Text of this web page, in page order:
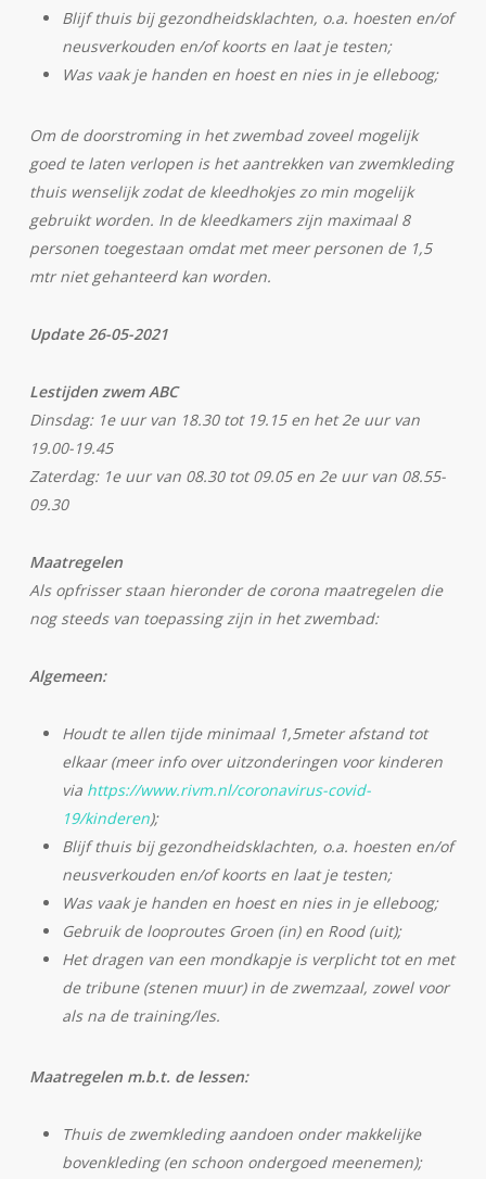
Blijf thuis bij gezondheidsklachten, o.a. hoesten en/of
neusverkouden en/of koorts en laat je testen;
Was vaak je handen en hoest en nies in je elleboog;
Om de doorstroming in het zwembad zoveel mogelijk
goed te laten verlopen is het aantrekken van zwemkleding
thuis wenselijk zodat de kleedhokjes zo min mogelijk
gebruikt worden. In de kleedkamers zijn maximaal 8
personen toegestaan omdat met meer personen de 1,5
mtr niet gehanteerd kan worden.
Update 26-05-2021
Lestijden zwem ABC
Dinsdag: 1e uur van 18.30 tot 19.15 en het 2e uur van
19.00-19.45
Zaterdag: 1e uur van 08.30 tot 09.05 en 2e uur van 08.55-
09.30
Maatregelen
Als opfrisser staan hieronder de corona maatregelen die
nog steeds van toepassing zijn in het zwembad:
Algemeen:
Houdt te allen tijde minimaal 1,5meter afstand tot
elkaar (meer info over uitzonderingen voor kinderen
via https://www.rivm.nl/coronavirus-covid-
19/kinderen);
Blijf thuis bij gezondheidsklachten, o.a. hoesten en/of
neusverkouden en/of koorts en laat je testen;
Was vaak je handen en hoest en nies in je elleboog;
Gebruik de looproutes Groen (in) en Rood (uit);
Het dragen van een mondkapje is verplicht tot en met
de tribune (stenen muur) in de zwemzaal, zowel voor
als na de training/les.
Maatregelen m.b.t. de lessen:
Thuis de zwemkleding aandoen onder makkelijke
bovenkleding (en schoon ondergoed meenemen);